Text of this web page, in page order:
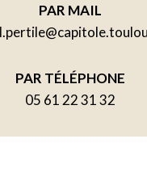
PAR MAIL
PAR TÉLÉPHONE
05 61 22 31 32